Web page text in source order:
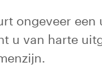
ongeveer een
u van harte